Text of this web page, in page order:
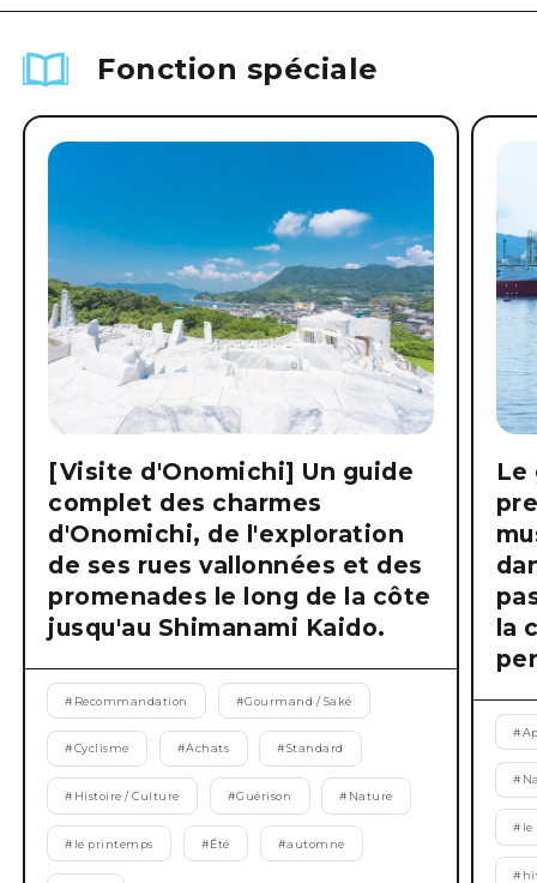
Fonction spéciale
[Visite d'Onomichi] Un guide
complet des charmes
d'Onomichi, de l'exploration
de ses rues vallonnées et des
promenades le long de la côte
jusqu'au Shimanami Kaido.
# Recommandation #Gourmand / Saké
#Cyclisme #Achats #Standard
# Histoire / Culture #Guérison # Nature
# le printemps #Été #automne
Le
la
#
#
# le
#